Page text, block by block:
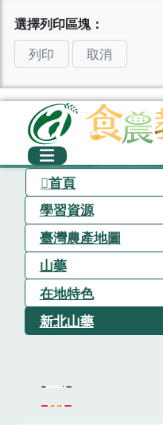
選擇列印區塊：
列印
取消
首頁
學習資源
臺灣農產地圖
山藥
在地特色
新北山藥